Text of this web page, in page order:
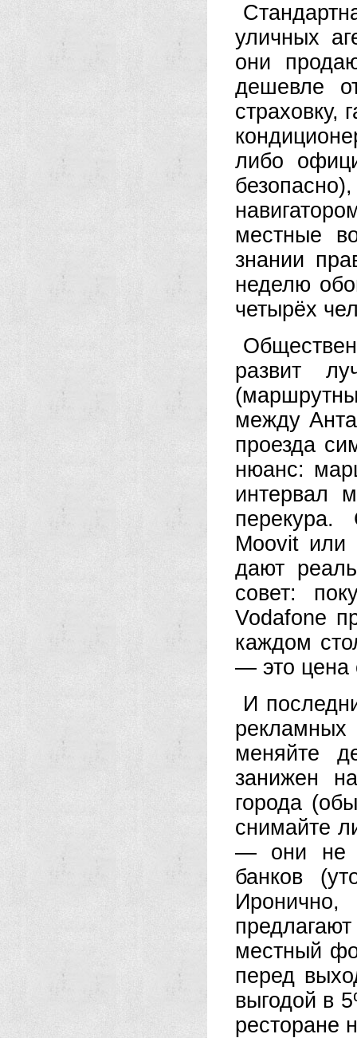
уличных
они
дешевле
страховку,
либо
местные
знании
неделю
четырёх
развит
между
проезда
нюанс:
интервал
перекура.
Moovit
дают
совет:
Vodafone
каждом
— это цена
И
меняйте
занижен
города
снимайте
— они не
банков
местный
перед
выгодой в
ресторане